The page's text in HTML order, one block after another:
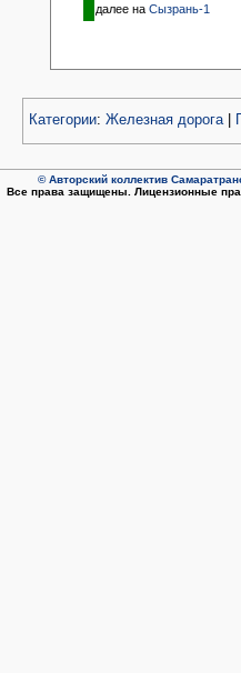
далее на Сызрань-1
Категории: Железная дорога|
© Авторский коллектив
Все права защищены. Лицензионные